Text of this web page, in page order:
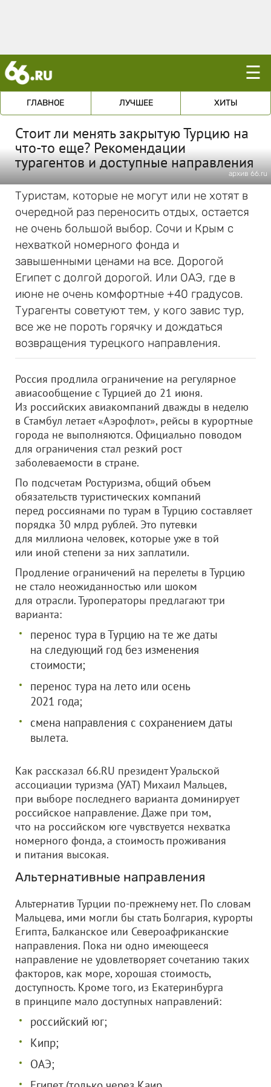
☰
ГЛАВНОЕ ЛУЧШЕЕ ХИТЫ
Стоит ли менять закрытую Турцию на
что-то еще? Рекомендации
турагентов и доступные направления
архив 66.ru
Туристам, которые не могут или не хотят в
очередной раз переносить отдых, остается
не очень большой выбор. Сочи и Крым с
нехваткой номерного фонда и
завышенными ценами на все. Дорогой
Египет с долгой дорогой. Или ОАЭ, где в
июне не очень комфортные +40 градусов.
Турагенты советуют тем, у кого завис тур,
все же не пороть горячку и дождаться
возвращения турецкого направления.
Россия продлила ограничение на регулярное
авиасообщение с Турцией до 21 июня.
Из российских авиакомпаний дважды в неделю
в Стамбул летает «Аэрофлот», рейсы в курортные
города не выполняются. Официально поводом
для ограничения стал резкий рост
заболеваемости в стране.
По подсчетам Ростуризма, общий объем
обязательств туристических компаний
перед россиянами по турам в Турцию составляет
порядка 30 млрд рублей. Это путевки
для миллиона человек, которые уже в той
или иной степени за них заплатили.
Продление ограничений на перелеты в Турцию
не стало неожиданностью или шоком
для отрасли. Туроператоры предлагают три
варианта:
перенос тура в Турцию на те же даты
на следующий год без изменения
стоимости;
перенос тура на лето или осень
2021 года;
смена направления с сохранением даты
вылета.
Как рассказал 66.RU президент Уральской
ассоциации туризма (УАТ) Михаил Мальцев,
при выборе последнего варианта доминирует
российское направление. Даже при том,
что на российском юге чувствуется нехватка
номерного фонда, а стоимость проживания
и питания высокая.
Альтернативные направления
Альтернатив Турции по-прежнему нет. По словам
Мальцева, ими могли бы стать Болгария, курорты
Египта, Балканское или Североафриканские
направления. Пока ни одно имеющееся
направление не удовлетворяет сочетанию таких
факторов, как море, хорошая стоимость,
доступность. Кроме того, из Екатеринбурга
в принципе мало доступных направлений:
российский юг;
Кипр;
ОАЭ;